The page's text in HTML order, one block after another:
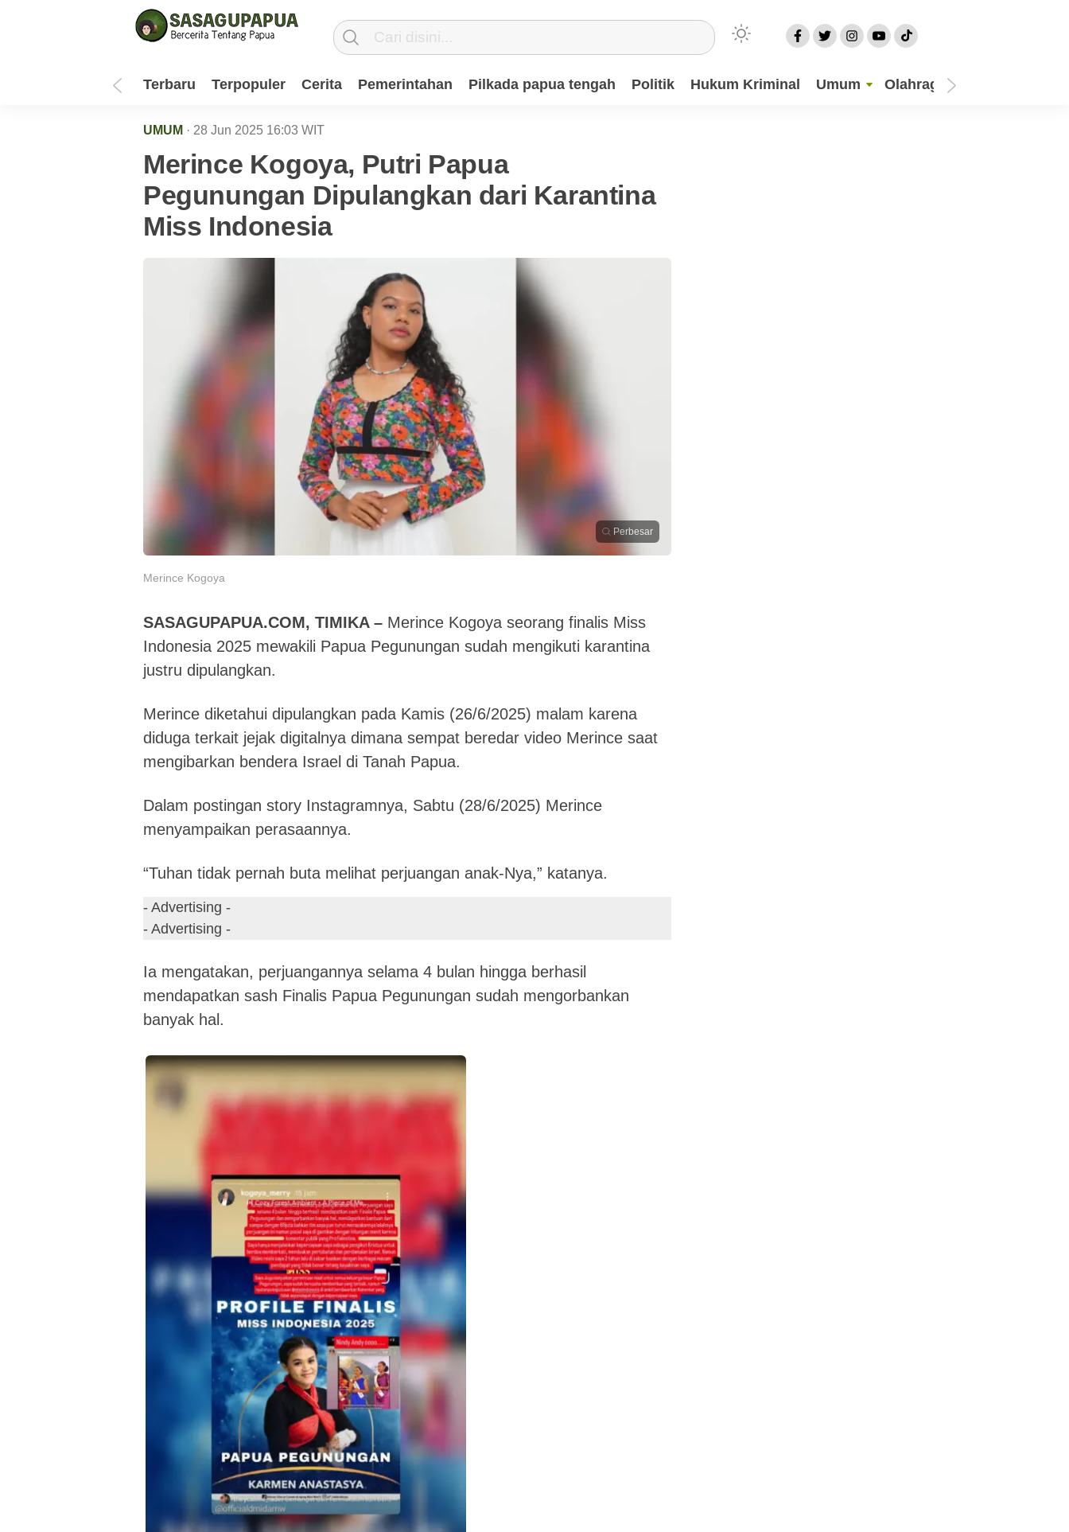
Terbaru Terpopuler Cerita Pemerintahan Pilkada papua tengah Politik Hukum Kriminal Umum Olahraga
UMUM · 28 Jun 2025 16:03 WIT
Merince Kogoya, Putri Papua
Pegunungan Dipulangkan dari Karantina
Miss Indonesia
Perbesar
Merince Kogoya
SASAGUPAPUA.COM, TIMIKA – Merince Kogoya seorang finalis Miss
Indonesia 2025 mewakili Papua Pegunungan sudah mengikuti karantina
justru dipulangkan.
Merince diketahui dipulangkan pada Kamis (26/6/2025) malam karena
diduga terkait jejak digitalnya dimana sempat beredar video Merince saat
mengibarkan bendera Israel di Tanah Papua.
Dalam postingan story Instagramnya, Sabtu (28/6/2025) Merince
menyampaikan perasaannya.
“Tuhan tidak pernah buta melihat perjuangan anak-Nya,” katanya.
- Advertising -
- Advertising -
Ia mengatakan, perjuangannya selama 4 bulan hingga berhasil
mendapatkan sash Finalis Papua Pegunungan sudah mengorbankan
banyak hal.